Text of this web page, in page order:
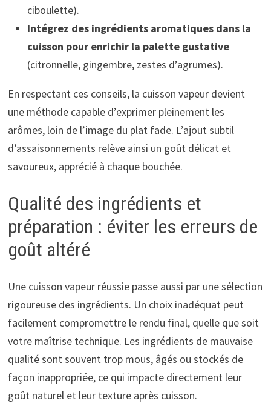
ciboulette).
Intégrez des ingrédients aromatiques dans la
cuisson pour enrichir la palette gustative
(citronnelle, gingembre, zestes d’agrumes).
En respectant ces conseils, la cuisson vapeur devient
une méthode capable d’exprimer pleinement les
arômes, loin de l’image du plat fade. L’ajout subtil
d’assaisonnements relève ainsi un goût délicat et
savoureux, apprécié à chaque bouchée.
Qualité des ingrédients et
préparation : éviter les erreurs de
goût altéré
Une cuisson vapeur réussie passe aussi par une sélection
rigoureuse des ingrédients. Un choix inadéquat peut
facilement compromettre le rendu final, quelle que soit
votre maîtrise technique. Les ingrédients de mauvaise
qualité sont souvent trop mous, âgés ou stockés de
façon inappropriée, ce qui impacte directement leur
goût naturel et leur texture après cuisson.